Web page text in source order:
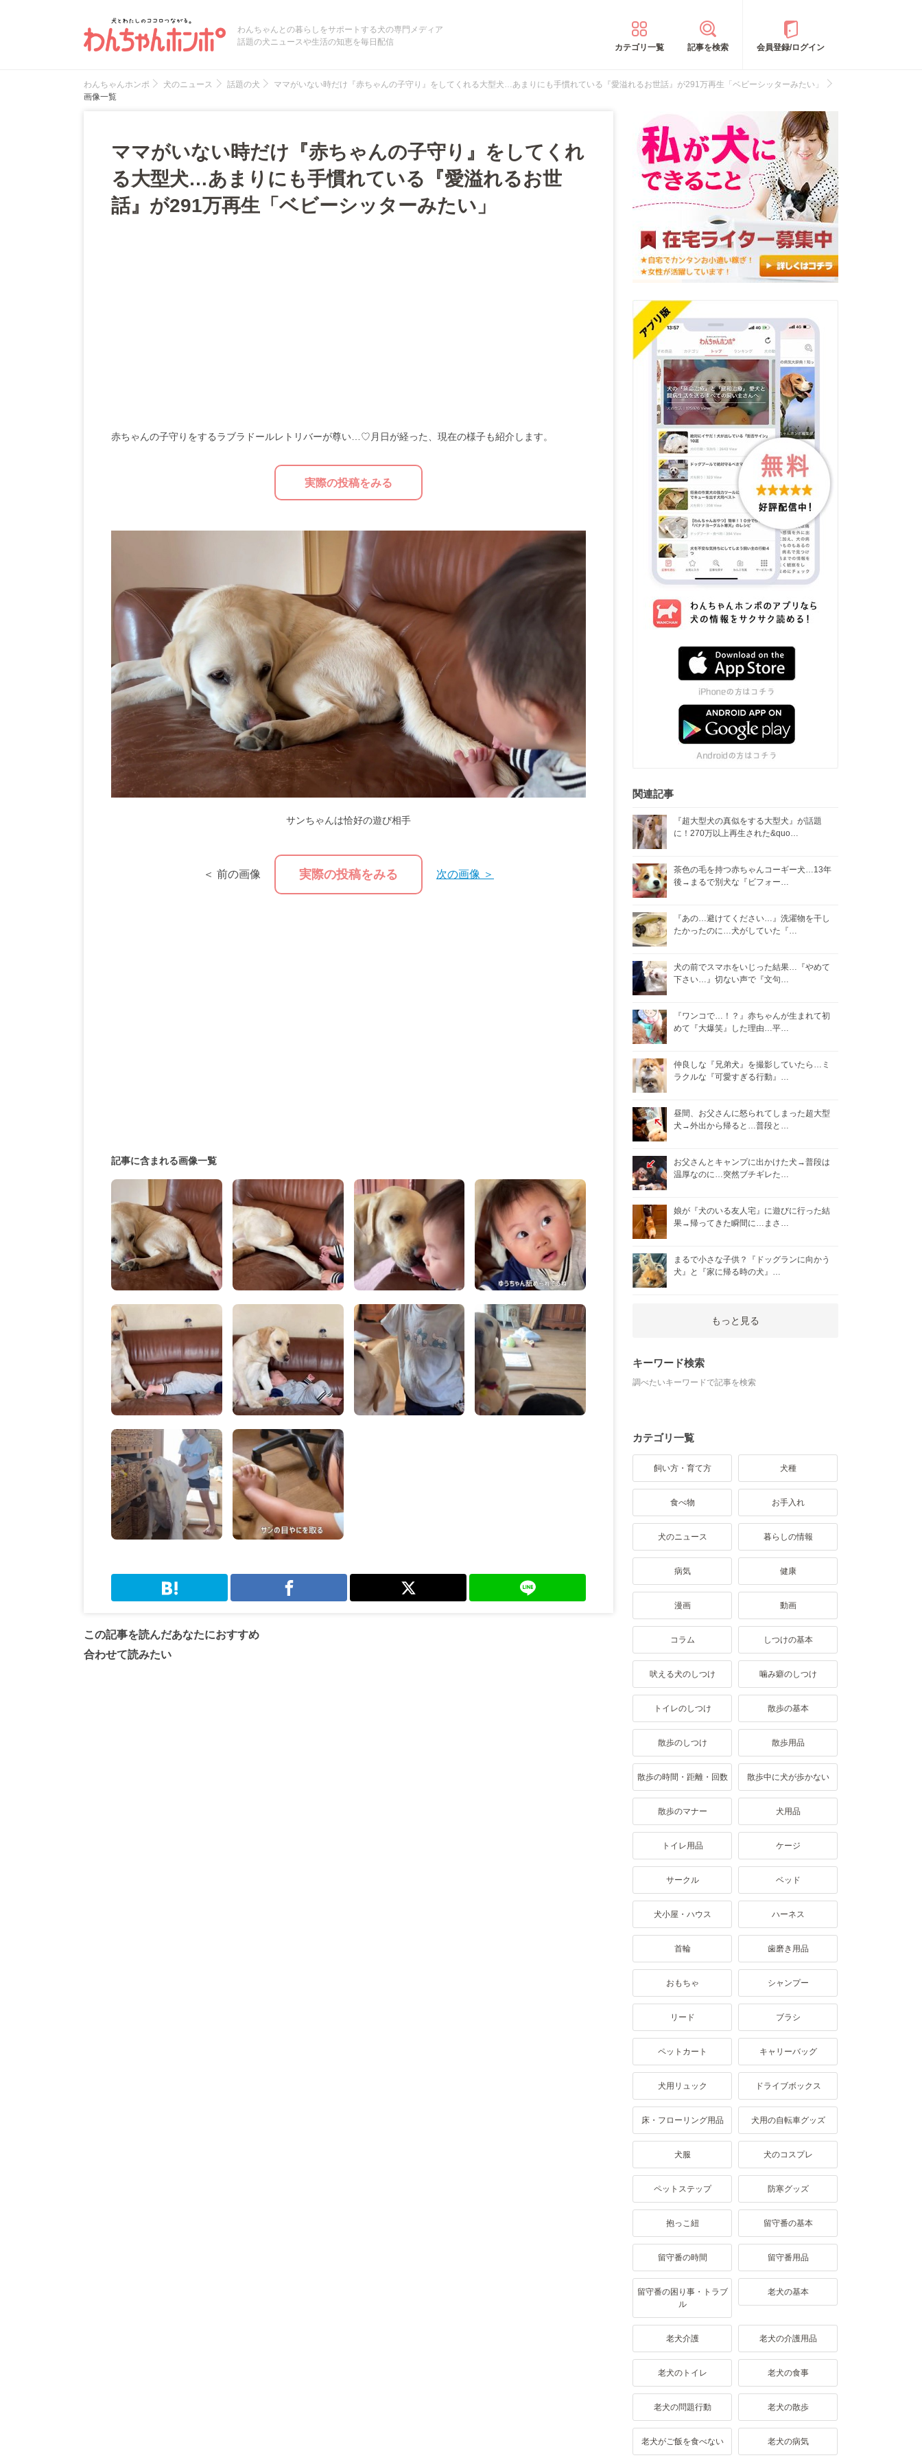
わんちゃんとの暮らしをサポートする犬の専門メディア
話題の犬ニュースや生活の知恵を毎日配信
カテゴリ一覧 記事を検索 会員登録/ログイン
わんちゃんホンポ 犬のニュース 話題の犬
ママがいない時だけ『赤ちゃんの子守り』をしてくれる大型犬…あまりにも手慣れている『愛溢れるお世話』が291万再生「ベビーシッターみたい」
画像一覧
ママがいない時だけ『赤ちゃんの子守り』をしてくれ
る大型犬…あまりにも手慣れている『愛溢れるお世
話』が291万再生「ベビーシッターみたい」
赤ちゃんの子守りをするラブラドールレトリバーが尊い…♡月日が経った、現在の様子も紹介します。
実際の投稿をみる
サンちゃんは恰好の遊び相手
＜ 前の画像 実際の投稿をみる 次の画像 ＞
記事に含まれる画像一覧
この記事を読んだあなたにおすすめ
合わせて読みたい
関連記事
『超大型犬の真似をする大型犬』が話題
に！270万以上再生された&quo…
茶色の毛を持つ赤ちゃんコーギー犬…13年
後→まるで別犬な『ビフォー…
『あの…避けてください…』洗濯物を干し
たかったのに…犬がしていた『…
犬の前でスマホをいじった結果…『やめて
下さい…』切ない声で『文句…
『ワンコで…！？』赤ちゃんが生まれて初
めて『大爆笑』した理由…平…
仲良しな『兄弟犬』を撮影していたら…ミ
ラクルな『可愛すぎる行動』…
昼間、お父さんに怒られてしまった超大型
犬→外出から帰ると…普段と…
お父さんとキャンプに出かけた犬→普段は
温厚なのに…突然ブチギレた…
娘が『犬のいる友人宅』に遊びに行った結
果→帰ってきた瞬間に…まさ…
まるで小さな子供？『ドッグランに向かう
犬』と『家に帰る時の犬』…
もっと見る
キーワード検索
調べたいキーワードで記事を検索
カテゴリ一覧
飼い方・育て方 犬種
食べ物 お手入れ
犬のニュース 暮らしの情報
病気 健康
漫画 動画
コラム しつけの基本
吠える犬のしつけ 噛み癖のしつけ
トイレのしつけ 散歩の基本
散歩のしつけ 散歩用品
散歩の時間・距離・回数 散歩中に犬が歩かない
散歩のマナー 犬用品
トイレ用品 ケージ
サークル ベッド
犬小屋・ハウス ハーネス
首輪 歯磨き用品
おもちゃ シャンプー
リード ブラシ
ペットカート キャリーバッグ
犬用リュック ドライブボックス
床・フローリング用品 犬用の自転車グッズ
犬服 犬のコスプレ
ペットステップ 防寒グッズ
抱っこ紐 留守番の基本
留守番の時間 留守番用品
留守番の困り事・トラブ
ル
老犬の基本
老犬介護 老犬の介護用品
老犬のトイレ 老犬の食事
老犬の問題行動 老犬の散歩
老犬がご飯を食べない 老犬の病気